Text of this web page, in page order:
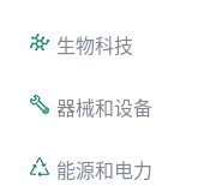
生物科技
器械和设备
能源和电力